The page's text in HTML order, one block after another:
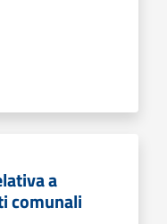
a
comunali